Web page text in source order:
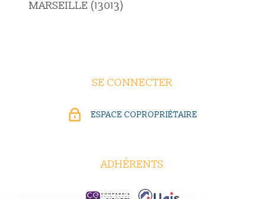
MARSEILLE (13013)
SE CONNECTER
ESPACE COPROPRIÉTAIRE
ADHÉRENTS